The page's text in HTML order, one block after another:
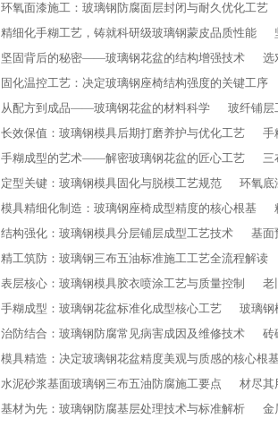
环氧面漆施工：玻璃钢防腐面层封闭与耐久优化工艺
精细化手糊工艺，铸就科研级玻璃钢蒙皮品质性能
坚固背后的秘密——玻璃钢花盆的结构增强技术
选
固化温控工艺：决定玻璃钢座椅结构强度的关键工序
从配方到成品——玻璃钢花盆的材料科学
玻纤铺层
长效保值：玻璃钢模具后期打磨养护与优化工艺
手
手糊成型的艺术——解密玻璃钢花盆的匠心工艺
三
定型关键：玻璃钢模具固化与脱模工艺规范
环氧底
模具精细化制造：玻璃钢座椅成型精度的核心根基
结构强化：玻璃钢模具分层铺层成型工艺技术
基面
精工筑防：玻璃钢三布五油标准施工工艺全流程解读
表层核心：玻璃钢模具胶衣喷涂工艺与质量控制
老
手糊成型：玻璃钢花盆标准化成型核心工艺
玻璃钢
治防结合：玻璃钢防腐常见病害成因及维修技术
砖
模具精造：决定玻璃钢花盆精度美观与质感的核心根
水泥砂浆基面玻璃钢三布五油防腐施工要点
材尽其
基材为先：玻璃钢防腐基层处理技术与标准解析
金